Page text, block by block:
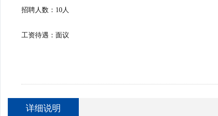
招聘人数：10人
工资待遇：面议
详细说明